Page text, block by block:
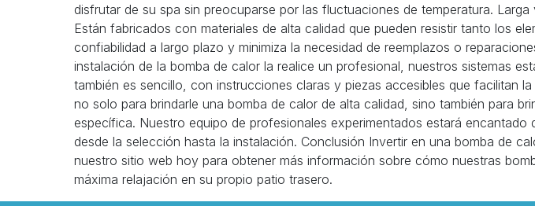
disfrutar de su spa sin preocuparse por las fluctuaciones de temperatura.
Están fabricados con materiales de alta calidad que pueden resistir tanto los
confiabilidad a largo plazo y minimiza la necesidad de reemplazos o
instalación de la bomba de calor la realice un profesional, nuestros sistemas
también es sencillo, con instrucciones claras y piezas accesibles que facilitan
no solo para brindarle una bomba de calor de alta calidad, sino también para
específica. Nuestro equipo de profesionales experimentados estará
desde la selección hasta la instalación. Conclusión Invertir en una bomba de
nuestro sitio web hoy para obtener más información sobre cómo nuestras
máxima relajación en su propio patio trasero.